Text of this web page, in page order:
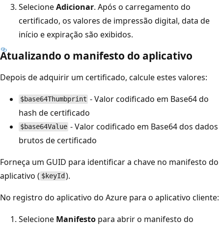
SelecioneAdicionar. Após o carregamento do
certificado, os valores de impressão digital, data de
início e expiração são exibidos.
Atualizando o manifesto do aplicativo
Depois de adquirir um certificado, calcule estes valores:
$base64Thumbprint - Valor codificado em Base64 do
hash de certificado
$base64Value - Valor codificado em Base64 dos dados
brutos de certificado
Forneça um GUID para identificar a chave no manifesto do
aplicativo ( $keyId ).
No registro do aplicativo do Azure para o aplicativo cliente:
Selecione Manifesto para abrir o manifesto do